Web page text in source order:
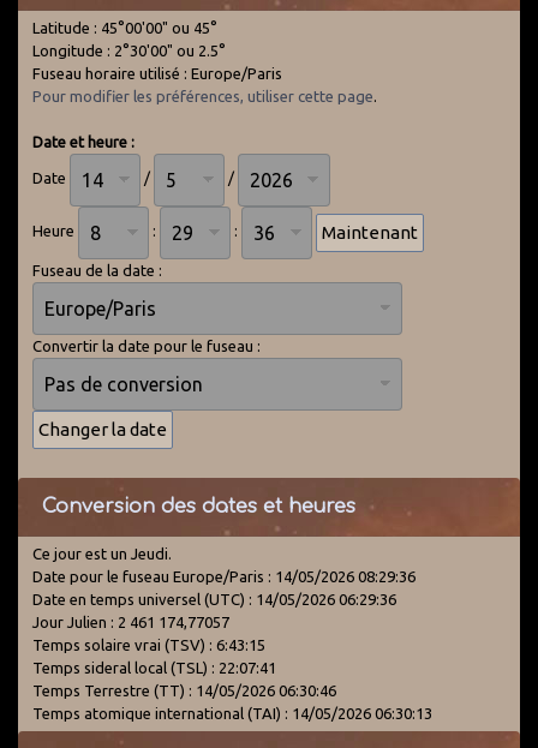
Latitude : 45°00'00" ou 45°
Longitude : 2°30'00" ou 2.5°
Fuseau horaire utilisé : Europe/Paris
Pour modifier les préférences, utiliser cette page.
Date et heure :
Date / /
Heure : :
Fuseau de la date :
Convertir la date pour le fuseau :
Conversion des dates et heures
Ce jour est un Jeudi.
Date pour le fuseau Europe/Paris : 14/05/2026 08:29:36
Date en temps universel (UTC) : 14/05/2026 06:29:36
Jour Julien : 2 461 174,77057
Temps solaire vrai (TSV) : 6:43:15
Temps sideral local (TSL) : 22:07:41
Temps Terrestre (TT) : 14/05/2026 06:30:46
Temps atomique international (TAI) : 14/05/2026 06:30:13